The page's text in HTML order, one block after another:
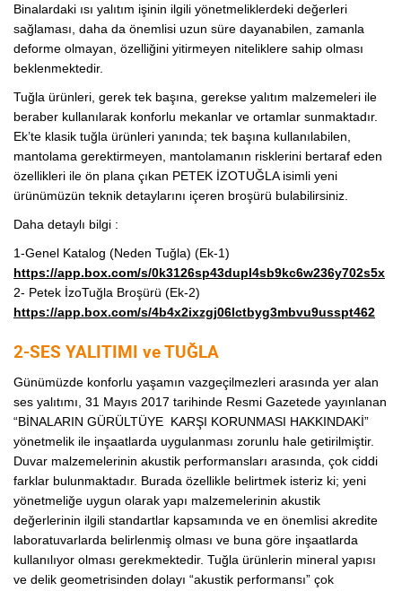
Binalardaki ısı yalıtım işinin ilgili yönetmeliklerdeki değerleri
sağlaması, daha da önemlisi uzun süre dayanabilen, zamanla
deforme olmayan, özelliğini yitirmeyen niteliklere sahip olması
beklenmektedir.
Tuğla ürünleri, gerek tek başına, gerekse yalıtım malzemeleri ile
beraber kullanılarak konforlu mekanlar ve ortamlar sunmaktadır.
Ek’te klasik tuğla ürünleri yanında; tek başına kullanılabilen,
mantolama gerektirmeyen, mantolamanın risklerini bertaraf eden
özellikleri ile ön plana çıkan PETEK İZOTUĞLA isimli yeni
ürünümüzün teknik detaylarını içeren broşürü bulabilirsiniz.
Daha detaylı bilgi :
1-Genel Katalog (Neden Tuğla) (Ek-1)
https://app.box.com/s/0k3126sp43dupl4sb9kc6w236y702s5x
2- Petek İzoTuğla Broşürü (Ek-2)
https://app.box.com/s/4b4x2ixzgj06lctbyg3mbvu9usspt462
2-SES YALITIMI ve TUĞLA
Günümüzde konforlu yaşamın vazgeçilmezleri arasında yer alan
ses yalıtımı, 31 Mayıs 2017 tarihinde Resmi Gazetede yayınlanan
“BİNALARIN GÜRÜLTÜYE KARŞI KORUNMASI HAKKINDAKİ”
yönetmelik ile inşaatlarda uygulanması zorunlu hale getirilmiştir.
Duvar malzemelerinin akustik performansları arasında, çok ciddi
farklar bulunmaktadır. Burada özellikle belirtmek isteriz ki; yeni
yönetmeliğe uygun olarak yapı malzemelerinin akustik
değerlerinin ilgili standartlar kapsamında ve en önemlisi akredite
laboratuvarlarda belirlenmiş olması ve buna göre inşaatlarda
kullanılıyor olması gerekmektedir. Tuğla ürünlerin mineral yapısı
ve delik geometrisinden dolayı “akustik performansı” çok